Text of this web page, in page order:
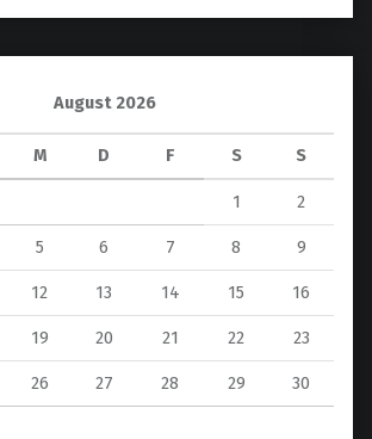
August 2026
M D F S S
1 2
5 6 7 8 9
12 13 14 15 16
19 20 21 22 23
26 27 28 29 30